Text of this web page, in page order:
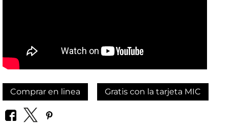
Comprar en linea Gratis con la tarjeta MIC